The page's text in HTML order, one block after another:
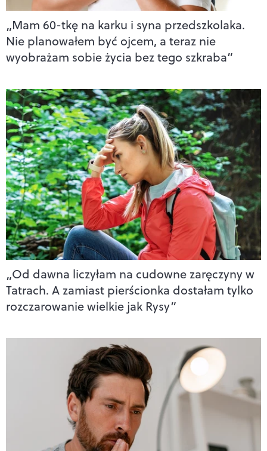
„Mam 60-tkę na karku i syna przedszkolaka.
Nie planowałem być ojcem, a teraz nie
wyobrażam sobie życia bez tego szkraba”
„Od dawna liczyłam na cudowne zaręczyny w
Tatrach. A zamiast pierścionka dostałam tylko
rozczarowanie wielkie jak Rysy”